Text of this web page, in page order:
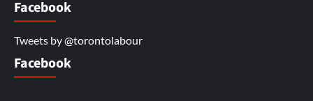
Facebook
Tweets by @torontolabour
Facebook